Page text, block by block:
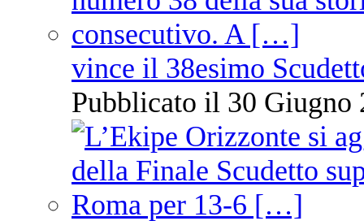
vince il 38esimo
Pubblicato il 30 Giugno